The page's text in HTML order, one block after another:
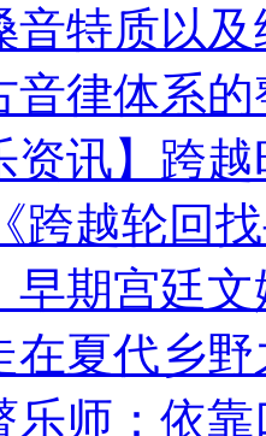
音特质以
音律体系
资讯】跨
跨越轮回
早期宫廷
在夏代乡
乐师：依